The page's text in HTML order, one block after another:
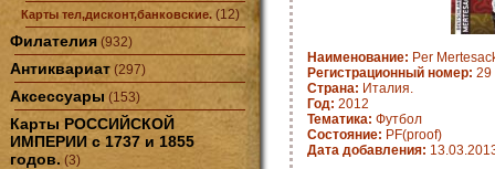
Карты тел,дисконт,банковские. (12)
Филателия (932)
Антиквариат (297)
Аксессуары (153)
Карты РОССИЙСКОЙ
ИМПЕРИИ с 1737 и 1855
годов. (3)
Наименование: Per
Регистрационный номер: 29
Страна: Италия.
Год: 2012
Тематика: Футбол
Состояние: PF(proof)
Дата добавления: